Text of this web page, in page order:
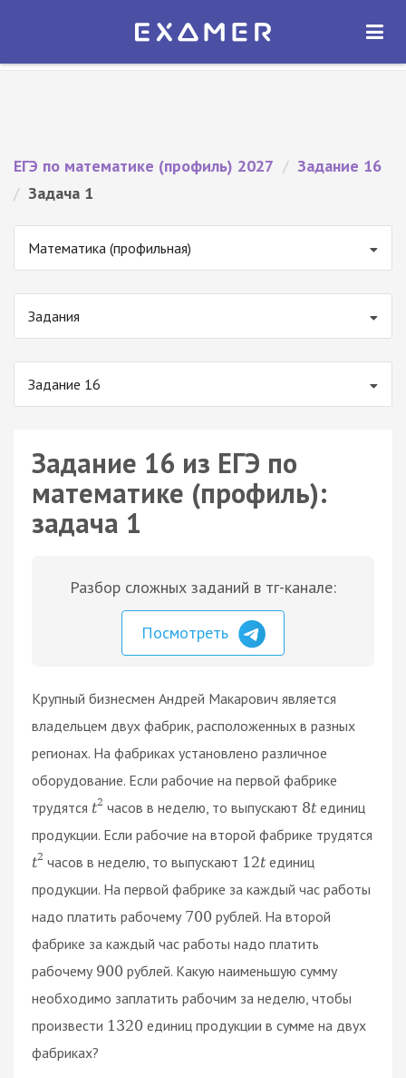
Экзамер — ЕГЭ 2027
ОТКРЫТЬ
ЕГЭ по математике (профиль) 2027 / Задание 16
/ Задача 1
Математика (профильная)
Задания
Задание 16
Задание 16 из ЕГЭ по
математике (профиль):
задача 1
Разбор сложных заданий в тг-канале:
Посмотреть
Крупный бизнесмен Андрей Макарович является
владельцем двух фабрик, расположенных в разных
регионах. На фабриках установлено различное
оборудование. Если рабочие на первой фабрике
трудятся t2 часов в неделю, то выпускают 8tединиц
продукции. Если рабочие на второй фабрике трудятся
t2 часов в неделю, то выпускают 12tединиц
продукции. На первой фабрике за каждый час работы
надо платить рабочему 700 рублей. На второй
фабрике за каждый час работы надо платить
рабочему 900 рублей. Какую наименьшую сумму
необходимо заплатить рабочим за неделю, чтобы
произвести 1320 единиц продукции в сумме на двух
фабриках?